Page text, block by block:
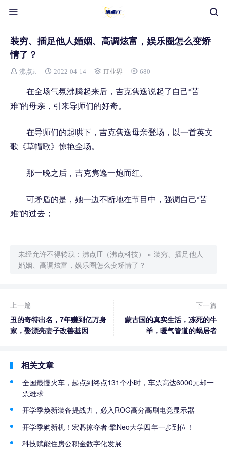
装穷、插足他人婚姻、高调炫富，娱乐圈怎么变矫
情了？
沸点it 2022-04-14 IT业界 680
在全场气氛沸腾起来后，吉克隽逸说起了自己“苦
难”的母亲，引来导师们的好奇。
在导师们的起哄下，吉克隽逸母亲登场，以一首英文
歌《草帽歌》惊艳全场。
那一晚之后，吉克隽逸一炮而红。
可矛盾的是，她一边不断地在节目中，强调自己“苦
难”的过去；
未经允许不得转载： 沸点IT（沸点科技） » 装穷、插足他人
婚姻、高调炫富，娱乐圈怎么变矫情了？
上一篇
丑的奇特出名，7年赚到亿万身
家，娶漂亮妻子改善基因
下一篇
蒙古国的真实生活，冻死的牛
羊，暖气管道的蜗居者
相关文章
全国最慢火车，起点到终点131个小时，车票高达6000元却一
票难求
开学季焕新装备提战力，必入ROG高分高刷电竞显示器
开学季购新机！宏碁掠夺者·擎Neo大学四年一步到位！
科技赋能住房公积金数字化发展